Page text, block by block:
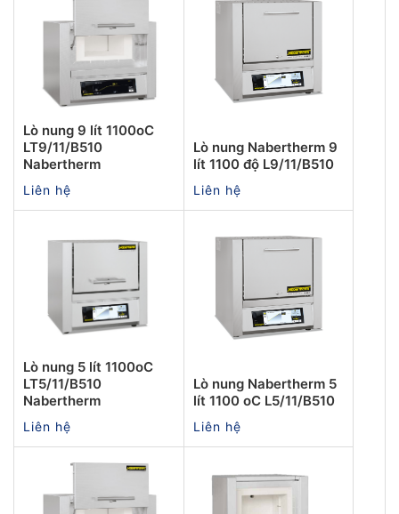
Lò nung 9 lít 1100oC
LT9/11/B510
Nabertherm
Liên hệ
Lò nung Nabertherm 9
lít 1100 độ L9/11/B510
Liên hệ
Lò nung 5 lít 1100oC
LT5/11/B510
Nabertherm
Liên hệ
Lò nung Nabertherm 5
lít 1100 oC L5/11/B510
Liên hệ